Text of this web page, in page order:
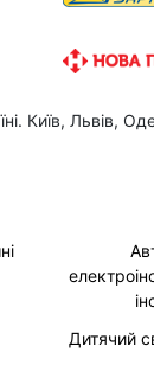
Київ, Львів,
Дитячий